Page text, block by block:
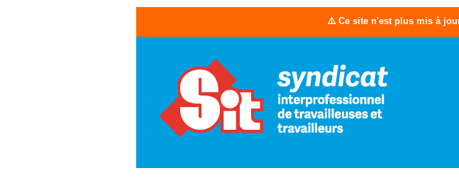
⚠️ Ce site n'est plus mis à